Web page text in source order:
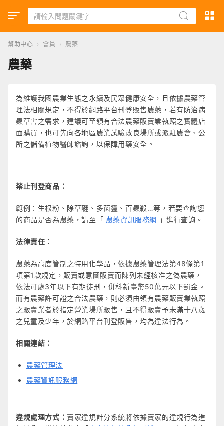
幫助中心 › 會員 › 農藥
農藥
為維護我國農業生態之永續及民眾健康安全，且依據農藥管
理法相關規定，不得於網路平台刊登販售農藥，若有防治病
蟲草害之需求，建議可至領有合法農藥販賣業執照之實體店
面購買，也可先向各地區農業試驗改良場所或派駐農會、公
所之儲備植物醫師諮詢，以保障用藥安全。
禁止刊登商品：
範例：生根粉、除草醚、多菌靈、百蟲殺…等，若要查詢您
的商品是否為農藥，請至「 農藥資訊服務網 」進行查詢。
法律責任：
農藥為高度管制之特用化學品，依據農藥管理法第48條第1
項第1款規定，販賣或意圖販賣而陳列未經核准之偽農藥，
依法可處3年以下有期徒刑，併科新臺幣50萬元以下罰金。
而有農藥許可證之合法農藥，則必須由領有農藥販賣業執照
之販賣業者於指定營業場所販售，且不得販賣予未滿十八歲
之兒童及少年，於網路平台刊登販售，均為違法行為。
相關連結：
農藥管理法
農藥資訊服務網
違規處理方式： 賣家違規計分系統將依據賣家的違規行為進